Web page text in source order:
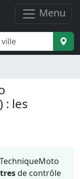
Menu
: les
de contrôle